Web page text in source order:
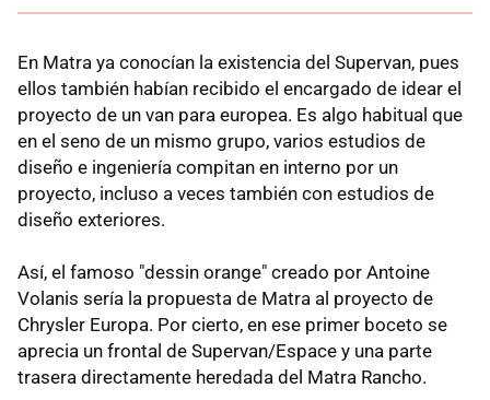
En Matra ya conocían la existencia del Supervan, pues
ellos también habían recibido el encargado de idear el
proyecto de un van para europea. Es algo habitual que
en el seno de un mismo grupo, varios estudios de
diseño e ingeniería compitan en interno por un
proyecto, incluso a veces también con estudios de
diseño exteriores.
Así, el famoso "dessin orange" creado por Antoine
Volanis sería la propuesta de Matra al proyecto de
Chrysler Europa. Por cierto, en ese primer boceto se
aprecia un frontal de Supervan/Espace y una parte
trasera directamente heredada del Matra Rancho.